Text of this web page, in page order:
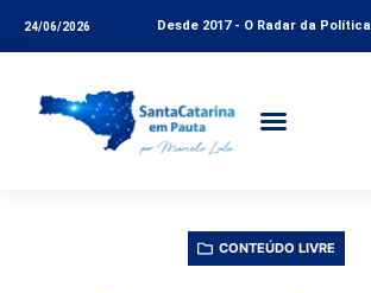
24/06/2026 Desde 2017 - O Radar da Política
CONTEÚDO LIVRE